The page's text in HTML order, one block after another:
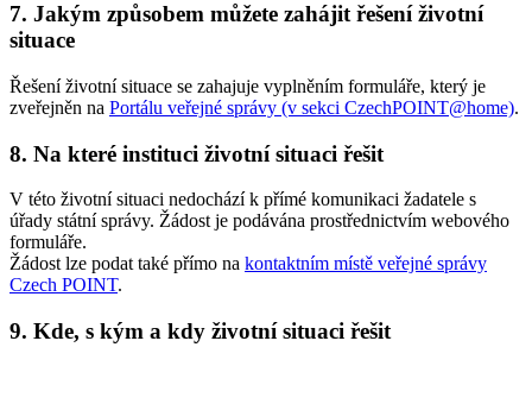
7. Jakým způsobem můžete zahájit řešení životní
situace
Řešení životní situace se zahajuje vyplněním formuláře, který je
zveřejněn na Portálu veřejné správy (v sekci CzechPOINT@home).
8. Na které instituci životní situaci řešit
V této životní situaci nedochází k přímé komunikaci žadatele s
úřady státní správy. Žádost je podávána prostřednictvím webového
formuláře.
Žádost lze podat také přímo na kontaktním místě veřejné správy
Czech POINT.
9. Kde, s kým a kdy životní situaci řešit